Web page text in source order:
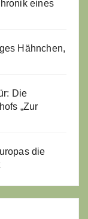
eines
Hähnchen,
Die
„Zur
die